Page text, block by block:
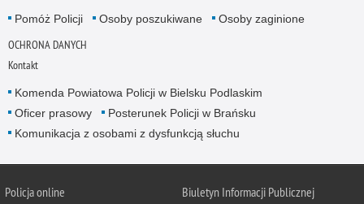
Pomóż Policji Osoby poszukiwane Osoby zaginione
OCHRONA DANYCH
Kontakt
Komenda Powiatowa Policji w Bielsku Podlaskim
Oficer prasowy
Posterunek Policji w Brańsku
Komunikacja z osobami z dysfunkcją słuchu
Policja online Biuletyn Informacji Publicznej